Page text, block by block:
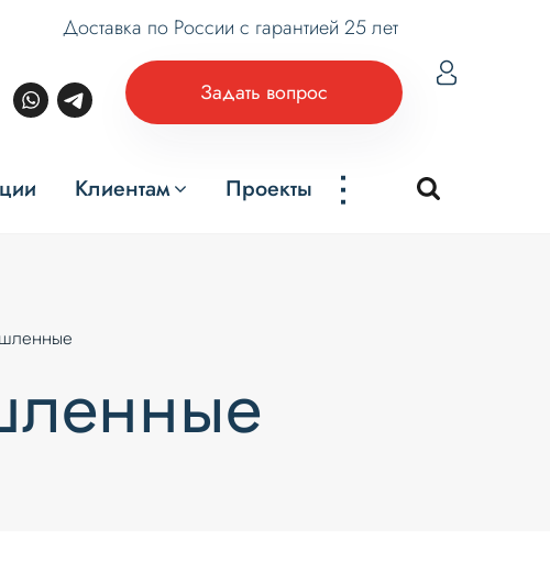
Доставка по России с гарантией 25 лет
Задать вопрос
Клиентам Проекты ...